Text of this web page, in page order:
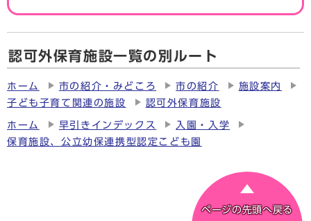
認可外保育施設一覧の別ルート
ホーム 市の紹介・みどころ 市の紹介
施設案内
子ども子育て関連の施設
認可外保育施設
ホーム 早引きインデックス
入園・入学
保育施設、公立幼保連携型認定こども園
ページの先頭へ戻る